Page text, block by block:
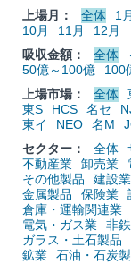
上場月：
全体 1月
10月
11月
12月
吸収金額：
全体
50億～100億
100
上場市場：
全体
東S
HCS 名セ
東イ
NEO 名M
セクター：
全体
不動産業
卸売業
その他製品
建設業
金属製品
保険業
倉庫・運輸関連業
電気・ガス業
非
ガラス・土石製品
鉱業
石油・石炭